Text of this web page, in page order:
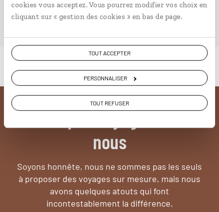
cookies vous acceptez. Vous pourrez modifier vos choix en
cliquant sur « gestion des cookies » en bas de page.
TOUT ACCEPTER
PERSONNALISER
TOUT REFUSER
PLONGER DANS NOTRE MAGAZINE
Pourquoi voyager avec
nous
Soyons honnête, nous ne sommes pas les seuls
à proposer des voyages sur mesure, mais nous
avons quelques atouts qui font
incontestablement la différence.